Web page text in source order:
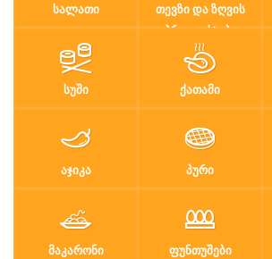
ᲡᲐᲚᲐᲗᲘ
ᲗᲔᲕᲖᲘ ᲓᲐ ᲖᲦᲕᲘᲡ
ᲞᲠᲝᲓᲣᲥᲢᲔᲑᲘ
ᲡᲣᲨᲘ ᲥᲐᲗᲐᲛᲘ
ᲐᲯᲘᲙᲐ ᲞᲣᲠᲘ
ᲛᲐᲙᲐᲠᲝᲜᲘ ᲤᲣᲜᲗᲣᲨᲔᲑᲘ